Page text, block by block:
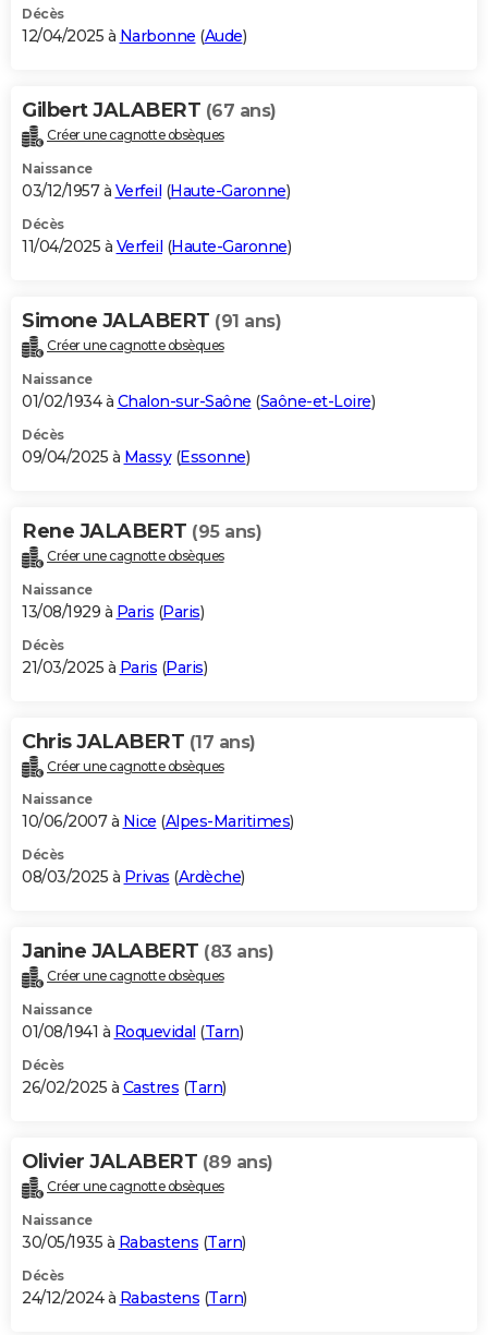
Décès
12/04/2025 à Narbonne (Aude)
Gilbert JALABERT (67 ans)
Créer une cagnotte obsèques
Naissance
03/12/1957 à Verfeil (Haute-Garonne)
Décès
11/04/2025 à Verfeil (Haute-Garonne)
Simone JALABERT (91 ans)
Créer une cagnotte obsèques
Naissance
01/02/1934 à Chalon-sur-Saône (Saône-et-Loire)
Décès
09/04/2025 à Massy(Essonne)
Rene JALABERT (95 ans)
Créer une cagnotte obsèques
Naissance
13/08/1929 à Paris (Paris)
Décès
21/03/2025 à Paris (Paris)
Chris JALABERT (17 ans)
Créer une cagnotte obsèques
Naissance
10/06/2007 à Nice (Alpes-Maritimes)
Décès
08/03/2025 à Privas (Ardèche)
Janine JALABERT (83 ans)
Créer une cagnotte obsèques
Naissance
01/08/1941 à Roquevidal (Tarn)
Décès
26/02/2025 à Castres (Tarn)
Olivier JALABERT (89 ans)
Créer une cagnotte obsèques
Naissance
30/05/1935 à Rabastens (Tarn)
Décès
24/12/2024 à Rabastens (Tarn)